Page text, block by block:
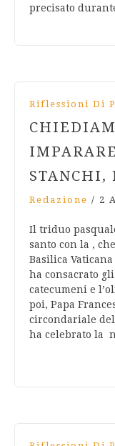
precisato
Riflessioni Di
STANCHI,
Redazione / 2
Il triduo
santo con la ,
Basilica
ha consacrato
catecumeni e
poi, Papa
circondariale del
ha celebrato la